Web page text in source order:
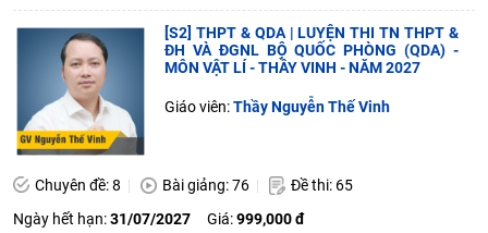
[S2] THPT & QDA | LUYỆN THI TN THPT &
ĐH VÀ ĐGNL BỘ QUỐC PHÒNG (QDA) -
MÔN VẬT LÍ - THẦY VINH - NĂM 2027
Giáo viên:Thầy Nguyễn Thế Vinh
Chuyên đề: 8 Bài giảng: 76
Đề thi: 65
Ngày hết hạn:31/07/2027 Giá:999,000 đ